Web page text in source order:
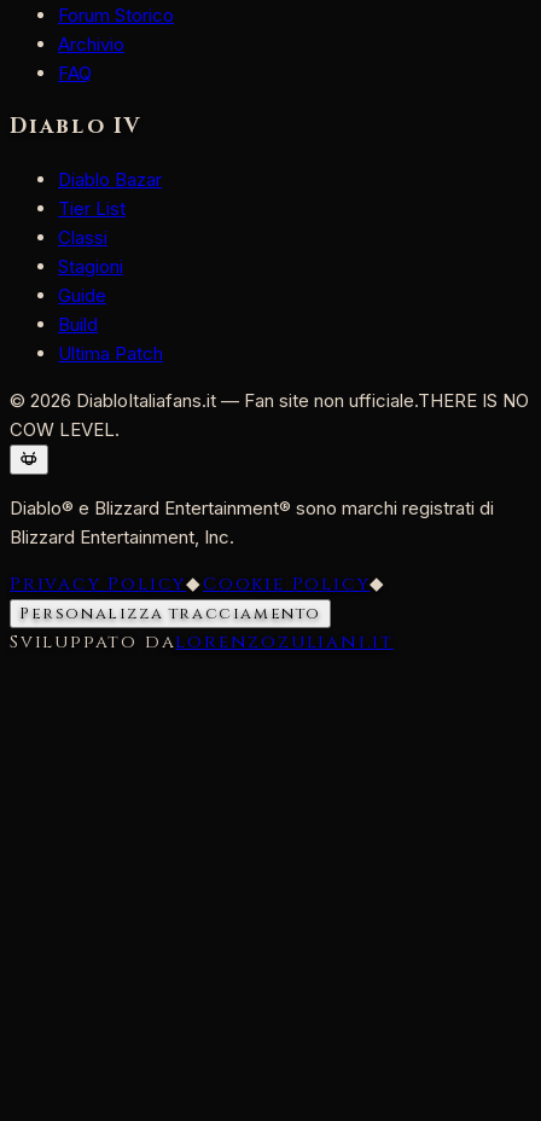
Forum Storico
Archivio
FAQ
Diablo IV
Diablo Bazar
Tier List
Classi
Stagioni
Guide
Build
Ultima Patch
© 2026 DiabloItaliafans.it — Fan site non ufficiale.THERE IS NO
COW LEVEL.
Diablo® e Blizzard Entertainment® sono marchi registrati di
Blizzard Entertainment, Inc.
Privacy Policy◆Cookie Policy◆
Personalizza tracciamento
Sviluppato dalorenzozuliani.it